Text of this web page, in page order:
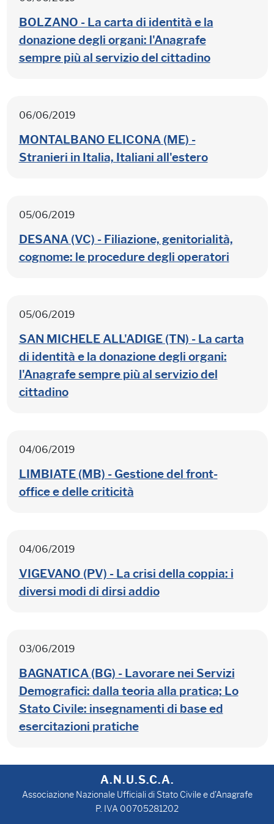
BOLZANO - La carta di identità e la
donazione degli organi: l'Anagrafe
sempre più al servizio del cittadino
06/06/2019
MONTALBANO ELICONA (ME) -
Stranieri in Italia, Italiani all'estero
05/06/2019
DESANA (VC) - Filiazione, genitorialità,
cognome: le procedure degli operatori
05/06/2019
SAN MICHELE ALL'ADIGE (TN) - La carta
di identità e la donazione degli organi:
l'Anagrafe sempre più al servizio del
cittadino
04/06/2019
LIMBIATE (MB) - Gestione del front-
officee delle criticità
04/06/2019
VIGEVANO (PV) - La crisi della coppia: i
diversi modi di dirsi addio
03/06/2019
BAGNATICA (BG) - Lavorare nei Servizi
Demografici: dalla teoria alla pratica; Lo
Stato Civile: insegnamenti di base ed
esercitazioni pratiche
A.N.U.S.C.A.
Associazione Nazionale Ufficiali di Stato Civile e d'Anagrafe
P. IVA 00705281202